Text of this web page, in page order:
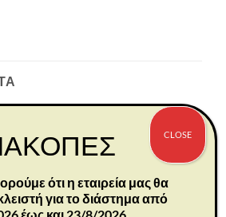
ότι η εταιρεία μας θα
για το διάστημα από
CLOSE